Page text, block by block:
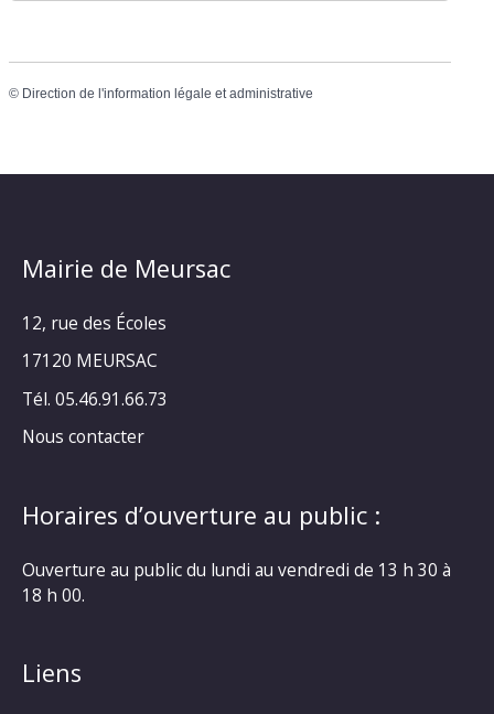
© Direction de l'information légale et administrative
Mairie de Meursac
12, rue des Écoles
17120 MEURSAC
Tél. 05.46.91.66.73
Nous contacter
Horaires d’ouverture au public :
Ouverture au public du lundi au vendredi de 13 h 30 à
18 h 00.
Liens